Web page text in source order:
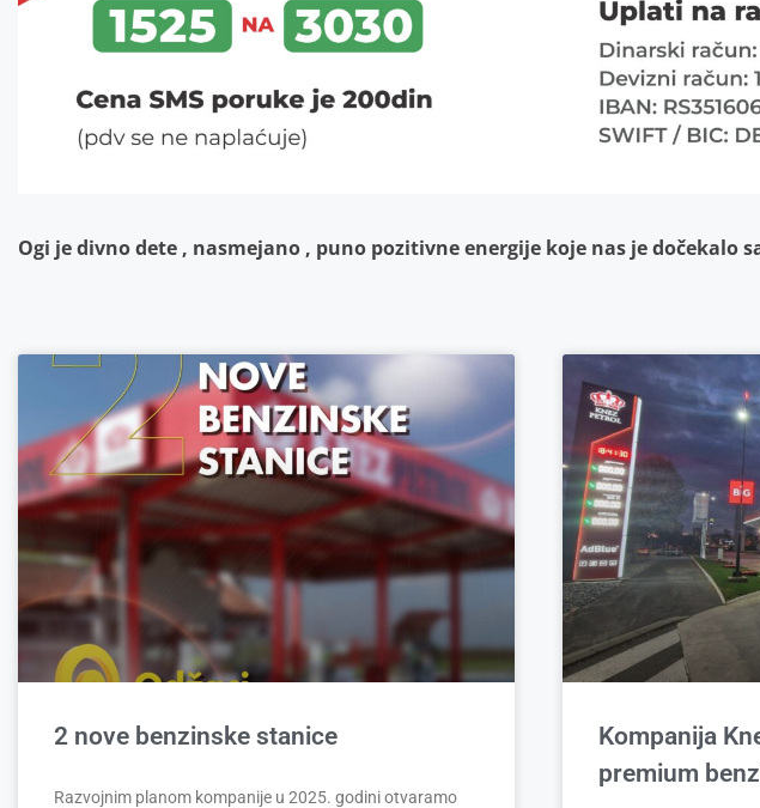
Ogi je divno dete , nasmejano , puno pozitivne energije koje nas je dočekalo
2 nove benzinske stanice
Razvojnim planom kompanije u 2025. godini otvaramo
Kompanija
premium